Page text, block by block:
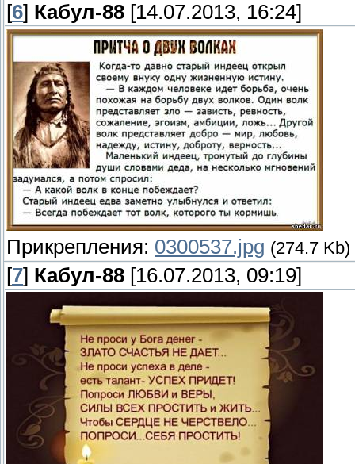
[6] Кабул-88 [14.07.2013, 16:24]
Прикрепления: 0300537.jpg (274.7 Kb)
[7] Кабул-88 [16.07.2013, 09:19]